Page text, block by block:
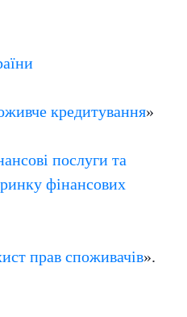
кредитування»
послуги та
фінансових
прав споживачів».